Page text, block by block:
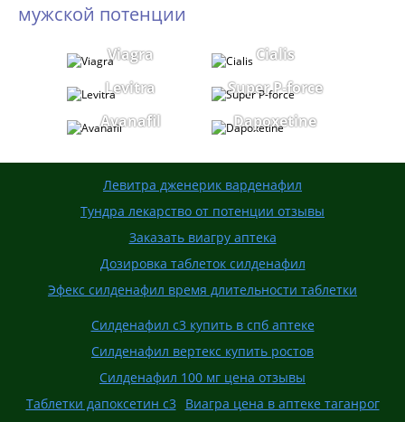
мужской потенции
Viagra
Cialis
Levitra
Super P-force
Avanafil
Dapoxetine
Левитра дженерик варденафил
Тундра лекарство от потенции отзывы
Заказать виагру аптека
Дозировка таблеток силденафил
Эфекс силденафил время длительности таблетки
Силденафил с3 купить в спб аптеке
Силденафил вертекс купить ростов
Силденафил 100 мг цена отзывы
Таблетки дапоксетин с3
Виагра цена в аптеке таганрог